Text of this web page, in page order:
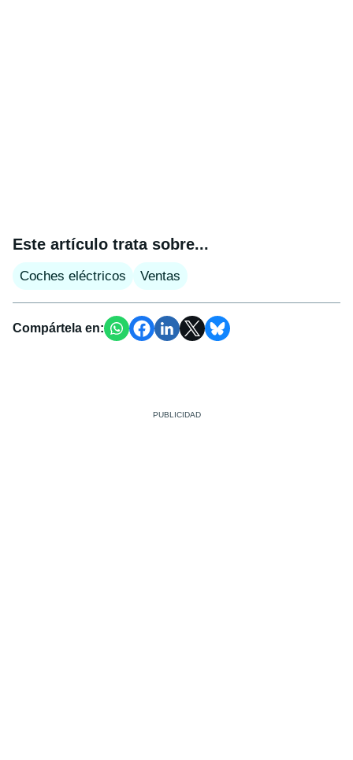
Este artículo trata sobre...
Coches eléctricos Ventas
Compártela en: